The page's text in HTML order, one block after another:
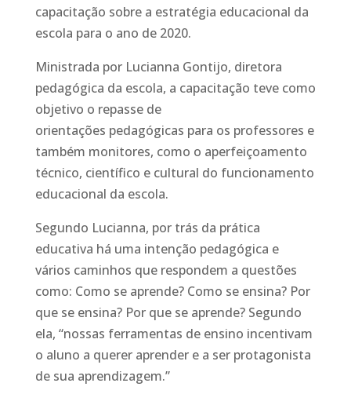
capacitação sobre a estratégia educacional da
escola para o ano de 2020.
Ministrada por Lucianna Gontijo, diretora
pedagógica da escola, a capacitação teve como
objetivo o repasse de
orientações pedagógicas para os professores e
também monitores, como o aperfeiçoamento
técnico, científico e cultural do funcionamento
educacional da escola.
Segundo Lucianna, por trás da prática
educativa há uma intenção pedagógica e
vários caminhos que respondem a questões
como: Como se aprende? Como se ensina? Por
que se ensina? Por que se aprende? Segundo
ela, “nossas ferramentas de ensino incentivam
o aluno a querer aprender e a ser protagonista
de sua aprendizagem.”